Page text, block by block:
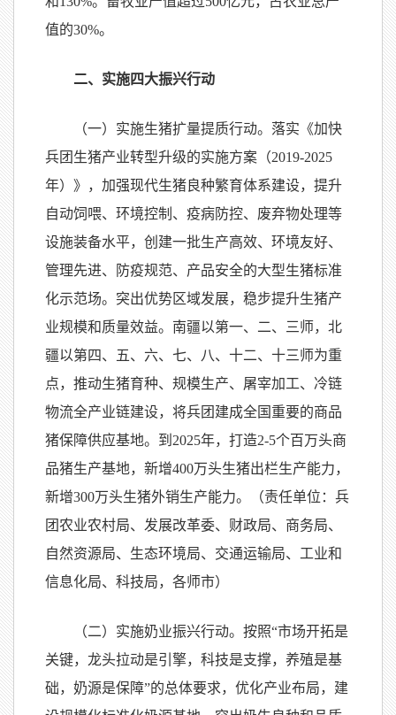
值的30%。
二、实施四大振兴行动
（一）实施生猪扩量提质行动。落实《加快
兵团生猪产业转型升级的实施方案（2019-2025
年）》，加强现代生猪良种繁育体系建设，提升
自动饲喂、环境控制、疫病防控、废弃物处理等
设施装备水平，创建一批生产高效、环境友好、
管理先进、防疫规范、产品安全的大型生猪标准
化示范场。突出优势区域发展，稳步提升生猪产
业规模和质量效益。南疆以第一、二、三师，北
疆以第四、五、六、七、八、十二、十三师为重
点，推动生猪育种、规模生产、屠宰加工、冷链
物流全产业链建设，将兵团建成全国重要的商品
猪保障供应基地。到2025年，打造2-5个百万头商
品猪生产基地，新增400万头生猪出栏生产能力，
新增300万头生猪外销生产能力。（责任单位：兵
团农业农村局、发展改革委、财政局、商务局、
自然资源局、生态环境局、交通运输局、工业和
信息化局、科技局，各师市）
（二）实施奶业振兴行动。按照“市场开拓是
关键，龙头拉动是引擎，科技是支撑，养殖是基
础，奶源是保障”的总体要求，优化产业布局，建